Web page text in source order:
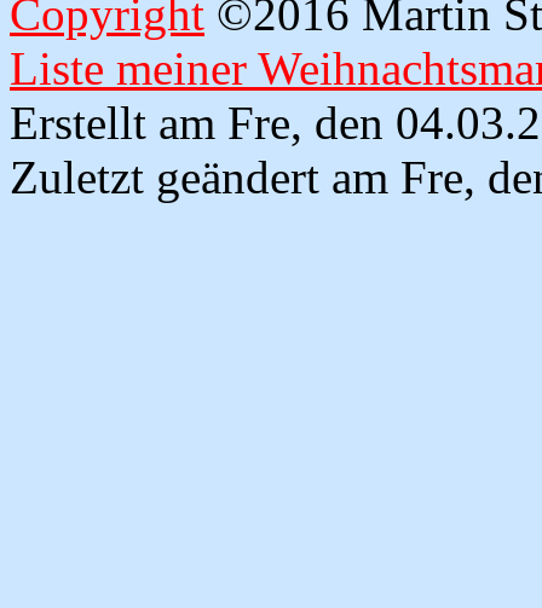
Copyright ©2016 Martin
Liste meiner
Erstellt am Fre, den
Zuletzt geändert am Fre,